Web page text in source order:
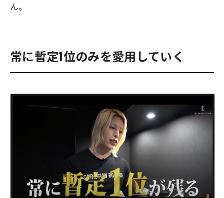
ん。
常に暫定1位のみを愛用していく